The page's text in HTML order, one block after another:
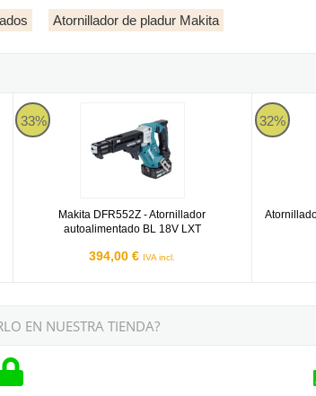
Atornillador de pladur Makita
BL 18V LXT
33%
Makita DFR552Z - Atornillador
autoalimentado BL 18V LXT
394,00 € IVA incl.
Makita DFR552Z - Atornillador autoalimentado BL
32%
EN NUESTRA TIENDA?